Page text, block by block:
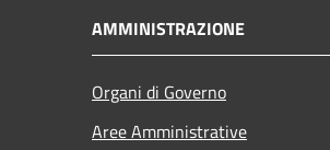
AMMINISTRAZIONE
Organi di Governo
Aree Amministrative